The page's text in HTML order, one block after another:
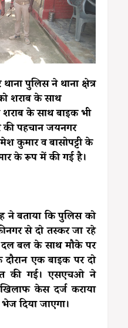
पुलिस ने थाना क्षेत्र
शराब के साथ
शराब के साथ बाइक भी
की पहचान जयनगर
कुमार व बासोपट्टी के
के रूप में की गई है।
ने बताया कि पुलिस को
से दो तस्कर जा रहे
दल बल के साथ मौके पर
एक बाइक पर दो
की गई। एसएचओ ने
केस दर्ज कराया
दिया जाएगा।